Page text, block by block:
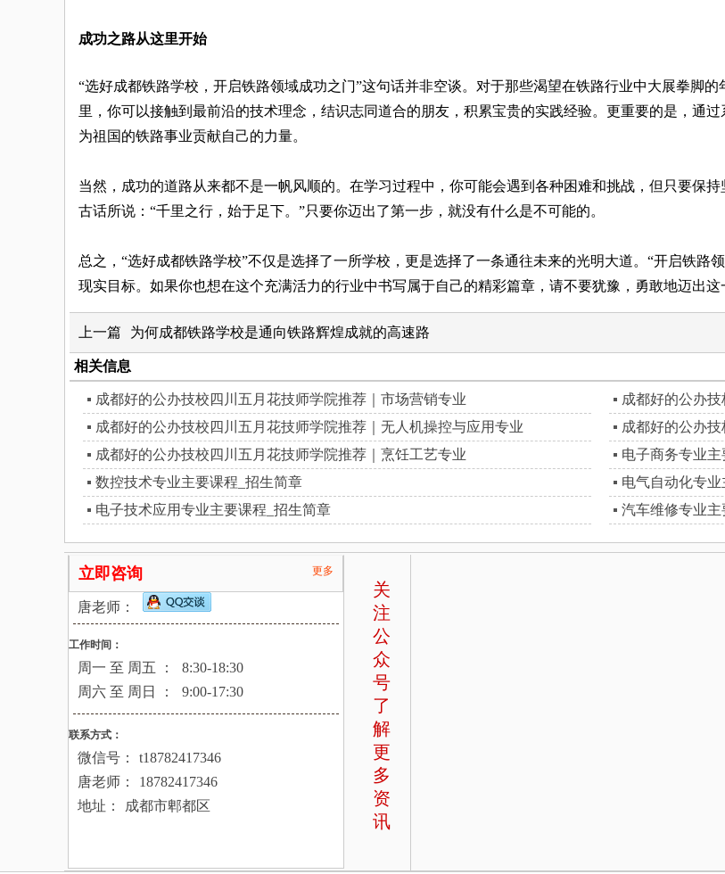
成功之路从这里开始
“选好成都铁路学校，开启铁路领域成功之门”这句话并非空谈。对于那些渴望在铁路行业中大展拳脚
里，你可以接触到最前沿的技术理念，结识志同道合的朋友，积累宝贵的实践经验。更重要的是，通
为祖国的铁路事业贡献自己的力量。
当然，成功的道路从来都不是一帆风顺的。在学习过程中，你可能会遇到各种困难和挑战，但只要保
古话所说：“千里之行，始于足下。”只要你迈出了第一步，就没有什么是不可能的。
总之，“选好成都铁路学校”不仅是选择了一所学校，更是选择了一条通往未来的光明大道。“开启铁路
现实目标。如果你也想在这个充满活力的行业中书写属于自己的精彩篇章，请不要犹豫，勇敢地迈出这
上一篇 为何成都铁路学校是通向铁路辉煌成就的高速路
相关信息
成都好的公办技校四川五月花技师学院推荐｜市场营销专业
成都好的公办
成都好的公办技校四川五月花技师学院推荐｜无人机操控与应用专业
成都好的公办
成都好的公办技校四川五月花技师学院推荐｜烹饪工艺专业
电子商务专业
数控技术专业主要课程_招生简章
电气自动化专
电子技术应用专业主要课程_招生简章
汽车维修专业
立即咨询 更多
唐老师：
工作时间：
周一 至 周五 ：
8:30-18:30
周六 至 周日 ：
9:00-17:30
联系方式：
微信号：
t18782417346
唐老师：
18782417346
地址：
成都市郫都区
关
注
公
众
号
了
解
更
多
资
讯